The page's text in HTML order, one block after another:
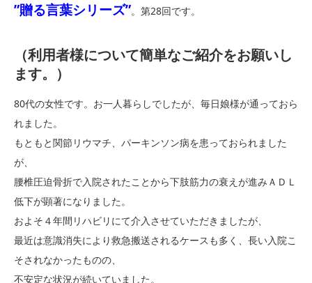
”贈る言葉シリーズ”。第28回です。
（利用者様について簡単なご紹介をお願いし
ます。）
80代の女性です。お一人暮らしでしたが、毎日娘様が通っておら
れました。
もともと関節リウマチ、パーキンソン病を患っておられました
が、
腰椎圧迫骨折で入院されたことから下肢筋力の衰えが進みＡＤＬ
低下が顕著になりました。
およそ４年間リハビリにて介入させていただきましたが、
最近は意識消失により救急搬送されるケースも多く、長い入院こ
そされなかったものの、
不安定な状況が続いていました。